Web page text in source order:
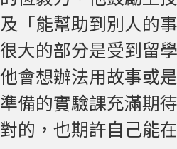
「能幫助到別人的
大的部分是受到留
會想辦法用故事或
備的實驗課充滿期
的，也期許自己能